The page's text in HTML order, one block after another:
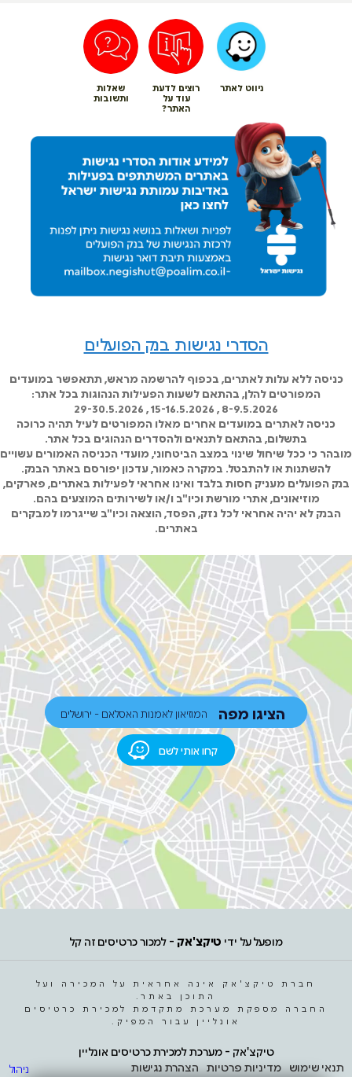
ניווט לאתר
רוצים לדעת
עוד על
האתר?
שאלות
ותשובות
הסדרי נגישות בנק הפועלים
כניסה ללא עלות לאתרים, בכפוף להרשמה מראש, תתאפשר במועדים
המפורטים להלן, בהתאם לשעות הפעילות הנהוגות בכל אתר:
8-9.5.2026 , 15-16.5.2026 , 29-30.5.2026
כניסה לאתרים במועדים אחרים מאלו המפורטים לעיל תהיה כרוכה
בתשלום, בהתאם לתנאים ולהסדרים הנהוגים בכל אתר.
מובהר כי ככל שיחול שינוי במצב הביטחוני, מועדי הכניסה האמורים עשויים
להשתנות או להתבטל. במקרה כאמור, עדכון יפורסם באתר הבנק.
בנק הפועלים מעניק חסות בלבד ואינו אחראי לפעילות באתרים, פארקים,
מוזיאונים, אתרי מורשת וכיו"ב ו/או לשירותים המוצעים בהם.
הבנק לא יהיה אחראי לכל נזק, הפסד, הוצאה וכיו"ב שייגרמו למבקרים
באתרים.
קחו אותי לשם
הציגו מפה המוזיאון לאמנות האסלאם - ירושלים
מופעל על ידי טיקצ'אק - למכור כרטיסים זה קל
חברת טיקצ'אק אינה אחראית על המכירה ועל
התוכן באתר.
החברה מספקת מערכת מתקדמת למכירת כרטיסים
אונליין עבור המפיק.
ניהול
טיקצ'אק - מערכת למכירת כרטיסים אונליין
תנאי שימוש מדיניות פרטיות הצהרת נגישות